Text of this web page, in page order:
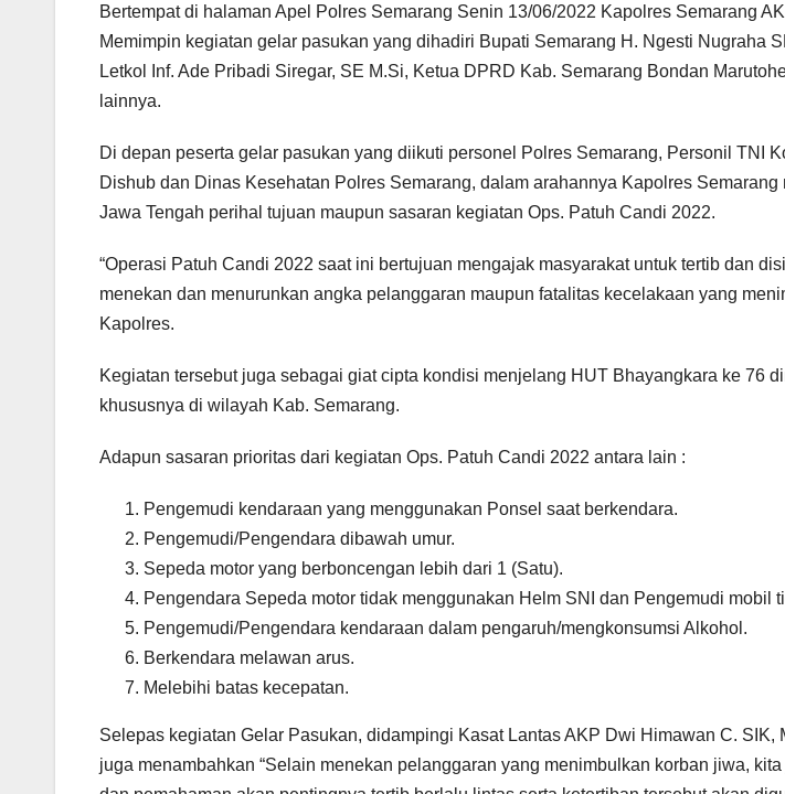
Bertempat di halaman Apel Polres Semarang Senin 13/06/2022 Kapolres Semarang
Memimpin kegiatan gelar pasukan yang dihadiri Bupati Semarang H. Ngesti Nugraha
Letkol Inf. Ade Pribadi Siregar, SE M.Si, Ketua DPRD Kab. Semarang Bondan
lainnya.
Di depan peserta gelar pasukan yang diikuti personel Polres Semarang, Personil TNI
Dishub dan Dinas Kesehatan Polres Semarang, dalam arahannya Kapolres
Jawa Tengah perihal tujuan maupun sasaran kegiatan Ops. Patuh Candi 2022.
“Operasi Patuh Candi 2022 saat ini bertujuan mengajak masyarakat untuk tertib dan
menekan dan menurunkan angka pelanggaran maupun fatalitas kecelakaan yang
Kapolres.
Kegiatan tersebut juga sebagai giat cipta kondisi menjelang HUT Bhayangkara ke 76
khususnya di wilayah Kab. Semarang.
Adapun sasaran prioritas dari kegiatan Ops. Patuh Candi 2022 antara lain :
Pengemudi kendaraan yang menggunakan Ponsel saat berkendara.
Pengemudi/Pengendara dibawah umur.
Sepeda motor yang berboncengan lebih dari 1 (Satu).
Pengendara Sepeda motor tidak menggunakan Helm SNI dan Pengemudi mobil
Pengemudi/Pengendara kendaraan dalam pengaruh/mengkonsumsi Alkohol.
Berkendara melawan arus.
Melebihi batas kecepatan.
Selepas kegiatan Gelar Pasukan, didampingi Kasat Lantas AKP Dwi Himawan C. SIK,
juga menambahkan “Selain menekan pelanggaran yang menimbulkan korban jiwa,